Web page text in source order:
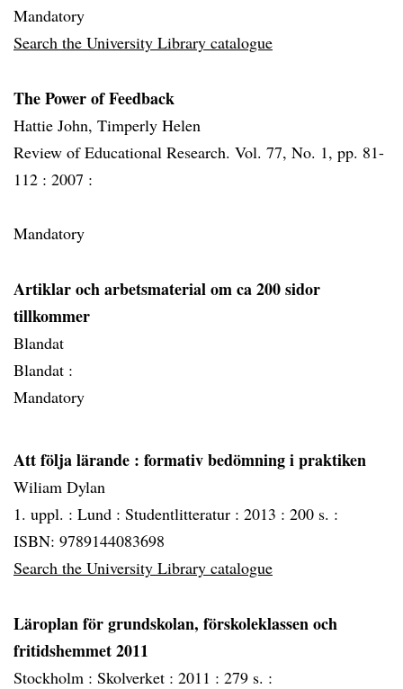
Mandatory
Search the University Library catalogue
The Power of Feedback
Hattie John, Timperly Helen
Review of Educational Research. Vol. 77, No. 1, pp. 81-
112 : 2007 :
Mandatory
Artiklar och arbetsmaterial om ca 200 sidor
tillkommer
Blandat
Blandat :
Mandatory
Att följa lärande : formativ bedömning i praktiken
Wiliam Dylan
1. uppl. : Lund : Studentlitteratur : 2013 : 200 s. :
ISBN: 9789144083698
Search the University Library catalogue
Läroplan för grundskolan, förskoleklassen och
fritidshemmet 2011
Stockholm : Skolverket : 2011 : 279 s. :